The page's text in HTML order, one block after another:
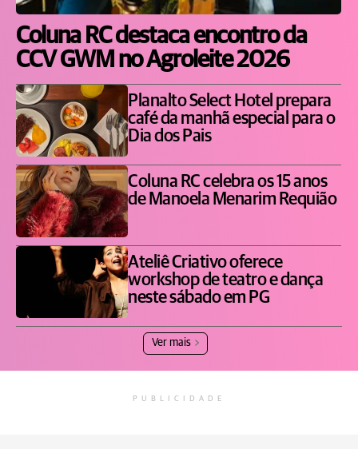
Coluna RC destaca encontro da
CCV GWM no Agroleite 2026
Planalto Select Hotel prepara
café da manhã especial para o
Dia dos Pais
Coluna RC celebra os 15 anos
de Manoela Menarim Requião
Ateliê Criativo oferece
workshop de teatro e dança
neste sábado em PG
Ver mais
PUBLICIDADE